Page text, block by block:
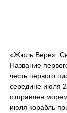
«Жюль Верн».
Название
честь первого
середине июля
отправлен
июля корабль